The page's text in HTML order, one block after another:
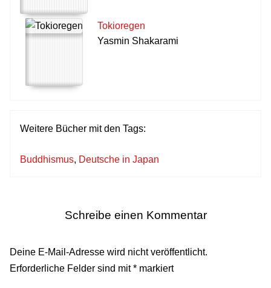
Tokioregen
Yasmin Shakarami
Weitere Bücher mit den Tags:
Buddhismus, Deutsche in Japan
Schreibe einen Kommentar
Deine E-Mail-Adresse wird nicht veröffentlicht.
Erforderliche Felder sind mit* markiert